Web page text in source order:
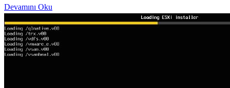
Devamını Oku